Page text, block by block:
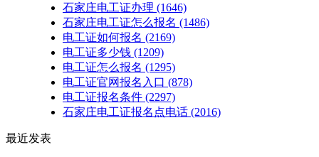
石家庄电工证办理 (1646)
石家庄电工证怎么报名 (1486)
电工证如何报名 (2169)
电工证多少钱 (1209)
电工证怎么报名 (1295)
电工证官网报名入口 (878)
电工证报名条件 (2297)
石家庄电工证报名点电话 (2016)
最近发表